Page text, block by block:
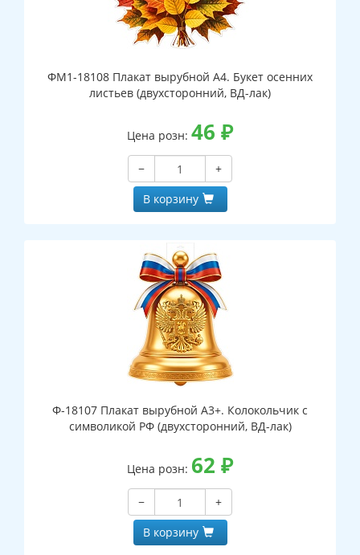
ФМ1-18108 Плакат вырубной А4. Букет осенних
листьев (двухсторонний, ВД-лак)
Цена розн: 46 ₽
−
+
В корзину
Ф-18107 Плакат вырубной А3+. Колокольчик с
символикой РФ (двухсторонний, ВД-лак)
Цена розн: 62 ₽
−
+
В корзину